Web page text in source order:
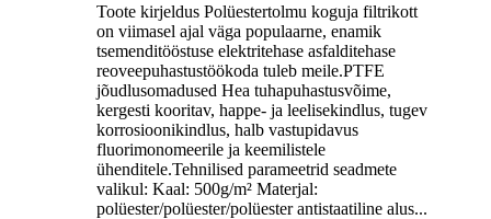
Toote kirjeldus Polüestertolmu koguja filtrikott
on viimasel ajal väga populaarne, enamik
tsemenditööstuse elektritehase asfalditehase
reoveepuhastustöökoda tuleb meile.PTFE
jõudlusomadused Hea tuhapuhastusvõime,
kergesti kooritav, happe- ja leelisekindlus, tugev
korrosioonikindlus, halb vastupidavus
fluorimonomeerile ja keemilistele
ühenditele.Tehnilised parameetrid seadmete
valikul: Kaal: 500g/m² Materjal:
polüester/polüester/polüester antistaatiline alus...